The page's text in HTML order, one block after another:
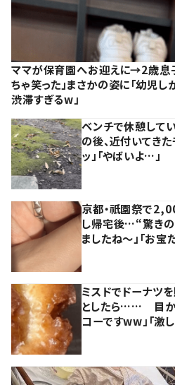
ママが保育園へお迎えに→2歳息
ちゃ笑った」まさかの姿に「幼児
渋滞すぎるw」
ベンチで休憩して
の後、近付いてき
ッ」「やばいよ…」
京都・祇園祭で
し帰宅後…“驚き
ましたね～」「お宝
ミスドでドーナツ
としたら…… 目か
コーですww」「激